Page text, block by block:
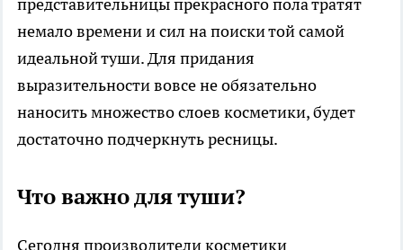
представительницы прекрасного пола тратят
немало времени и сил на поиски той самой
идеальной туши. Для придания
выразительности вовсе не обязательно
наносить множество слоев косметики, будет
достаточно подчеркнуть ресницы.
Что важно для туши?
Сегодня производители косметики